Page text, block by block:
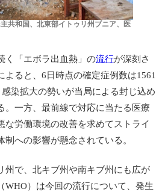
共和国、北東部イトゥリ州ブニア、医
く「エボラ出血熱」の流行が深刻さ
よると、6日時点の確定症例数は1561
染拡大の勢いが当局による封じ込め
。一方、最前線で対応に当たる医療
な労働環境の改善を求めてストライ
への影響が懸念されている。
州で、北キブ州や南キブ州にも広が
WHO）は今回の流行について、発生